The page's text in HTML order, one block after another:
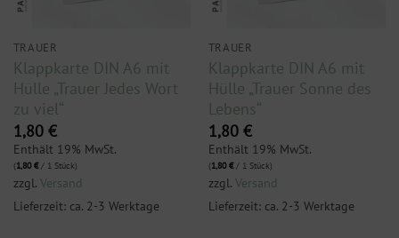
TRAUER
Klappkarte DIN A6 mit
Hülle „Trauer Jedes Wort
zu viel“
1,80 €
Enthält 19% MwSt.
(1,80€/ 1 Stück)
zzgl. Versand
Lieferzeit: ca. 2-3 Werktage
TRAUER
Klappkarte DIN A6 mit
Hülle „Trauer Sonne des
Lebens“
1,80 €
Enthält 19% MwSt.
(1,80€/ 1 Stück)
zzgl. Versand
Lieferzeit: ca. 2-3 Werktage